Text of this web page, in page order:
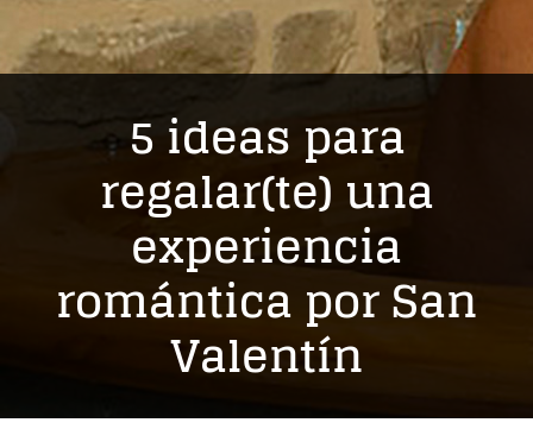
5 ideas para
regalar(te) una
experiencia
romántica por San
Valentín